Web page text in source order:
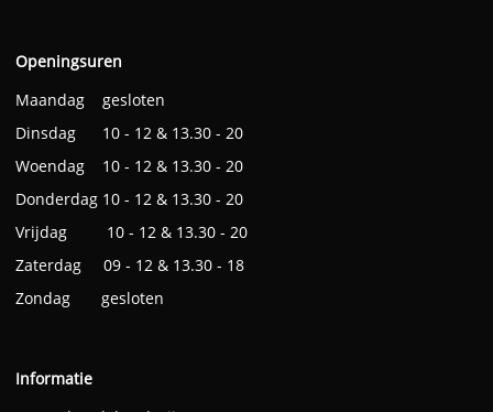
Openingsuren
Maandag gesloten
Dinsdag 10 - 12 & 13.30 - 20
Woendag 10 - 12 & 13.30 - 20
Donderdag 10 - 12 & 13.30 - 20
Vrijdag 10 - 12 & 13.30 - 20
Zaterdag 09 - 12 & 13.30 - 18
Zondag gesloten
Informatie